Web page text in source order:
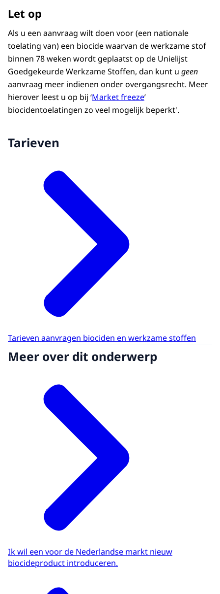
Let op
Als u een aanvraag wilt doen voor (een nationale
toelating van) een biocide waarvan de werkzame stof
binnen 78 weken wordt geplaatst op de Unielijst
Goedgekeurde Werkzame Stoffen, dan kunt u geen
aanvraag meer indienen onder overgangsrecht. Meer
hierover leest u op bij ‘Market freeze’
biocidentoelatingen zo veel mogelijk beperkt'.
Tarieven
Tarieven aanvragen biociden en werkzame stoffen
Meer over dit onderwerp
Ik wil een voor de Nederlandse markt nieuw
biocideproduct introduceren.